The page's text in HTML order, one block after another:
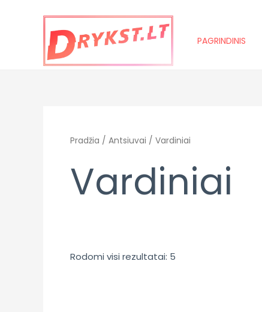
PAGRINDINIS
Pradžia / Antsiuvai / Vardiniai
Vardiniai
Rodomi visi rezultatai: 5